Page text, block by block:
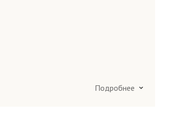
и в Подмосковье 25 км
более 25 км вокруг
Подробнее